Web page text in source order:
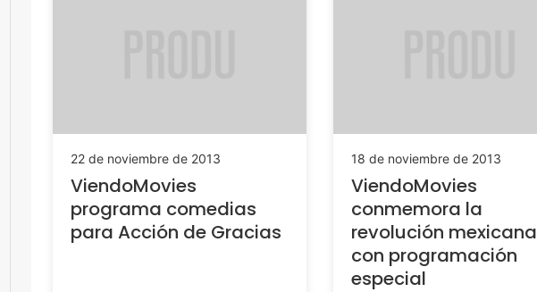
22 de noviembre de 2013
ViendoMovies
programa comedias
para Acción de Gracias
18 de noviembre de 2013
ViendoMovies
conmemora la
revolución mexicana
con programación
especial